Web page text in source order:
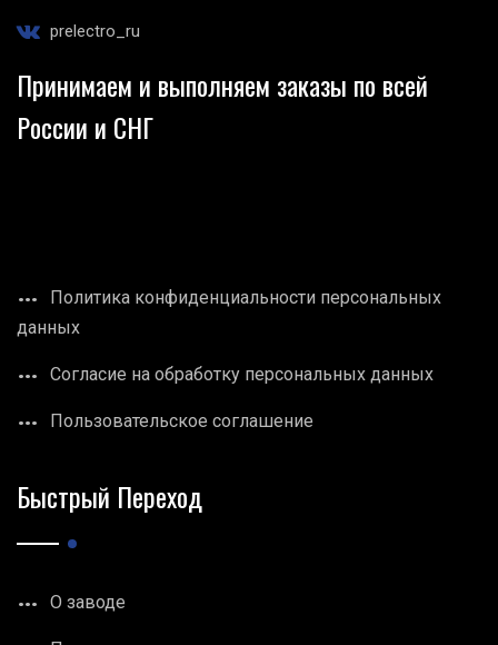
prelectro_ru
Принимаем и выполняем заказы по всей
России и СНГ
Политика конфиденциальности персональных
данных
Согласие на обработку персональных данных
Пользовательское соглашение
Быстрый Переход
О заводе